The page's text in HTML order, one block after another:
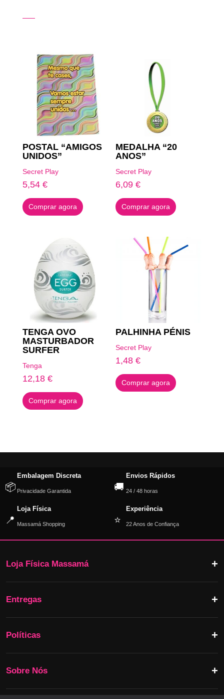
POSTAL “AMIGOS
UNIDOS”
Secret Play
5,54 €
Comprar agora
MEDALHA “20
ANOS”
Secret Play
6,09€
Comprar agora
TENGA OVO
MASTURBADOR
SURFER
Tenga
12,18 €
Comprar agora
PALHINHA PÉNIS
Secret Play
1,48€
Comprar agora
📦
Embalagem Discreta
Privacidade Garantida 🚚
Envios Rápidos
24 / 48 horas
📍
Loja Física
Massamá Shopping ⭐
Experiência
22 Anos de Confiança
Loja Física Massamá
Entregas
Políticas
Sobre Nós